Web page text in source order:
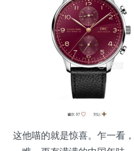
这他喵的就是惊喜。乍一看